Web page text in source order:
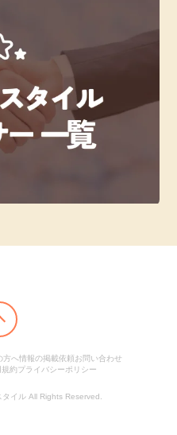
方へ情報の掲載依頼お問い合わせ
約プライバシーポリシー
イル All Rights Reserved.